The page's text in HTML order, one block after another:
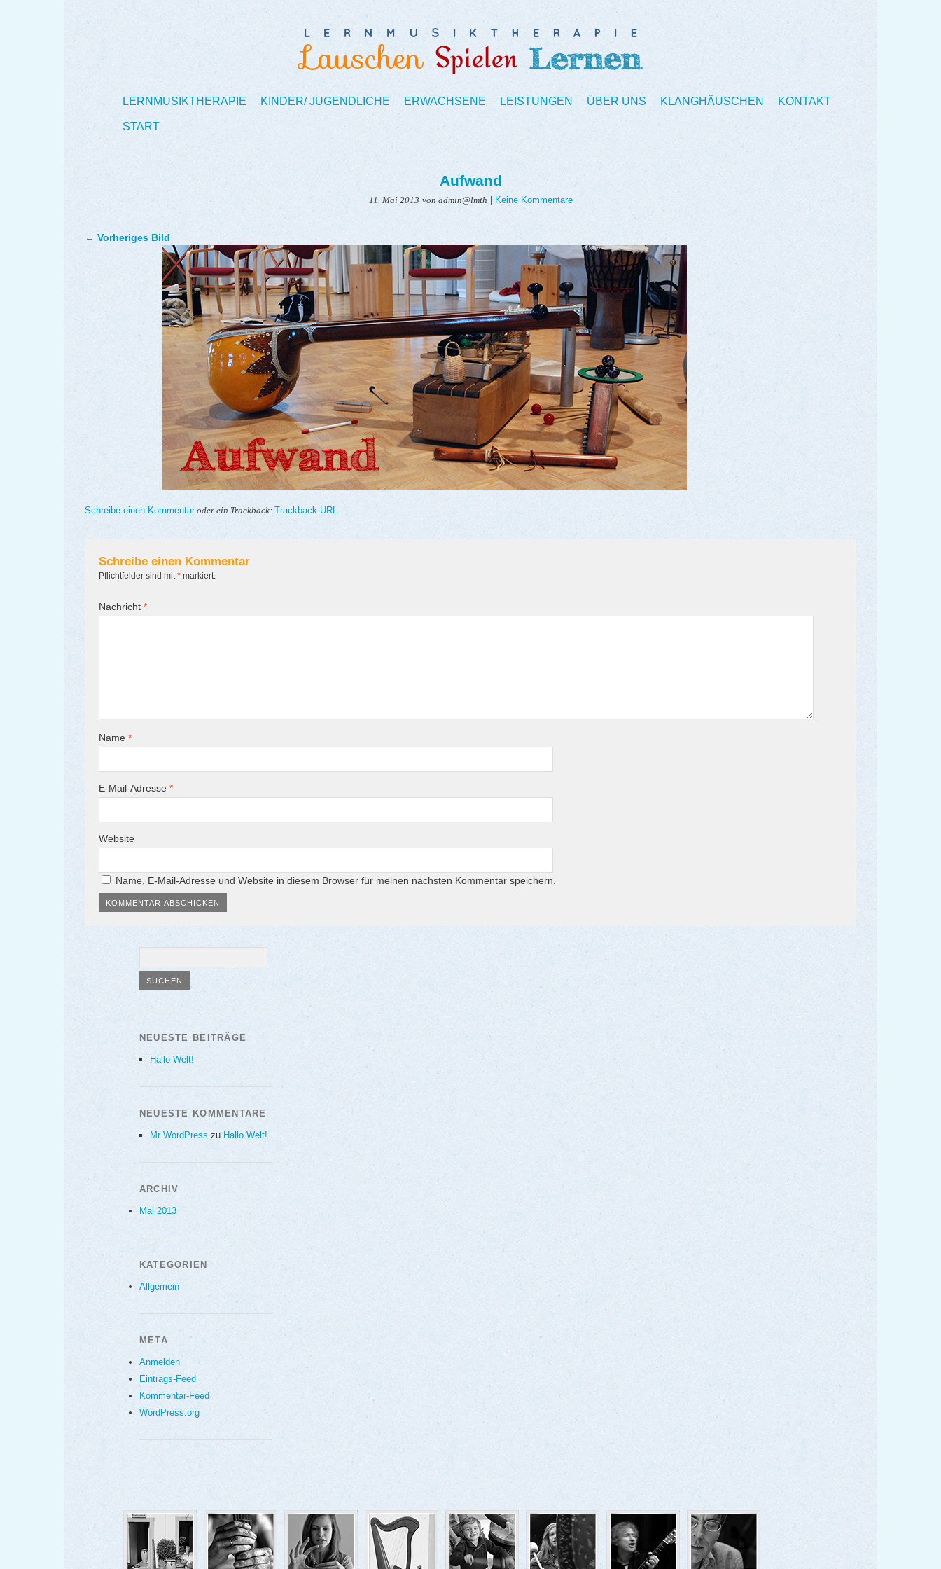
LERNMUSIKTHERAPIE KINDER/ JUGENDLICHE ERWACHSENE LEISTUNGEN ÜBER UNS KLANGHÄUSCHEN KONTAKT
START
Aufwand
11. Mai 2013 von admin@lmth Keine Kommentare
← Vorheriges Bild
Schreibe einen Kommentaroder ein Trackback: Trackback-URL.
Schreibe einen Kommentar
Pflichtfelder sind mit * markiert.
Nachricht *
Name *
E-Mail-Adresse *
Website
Name, E-Mail-Adresse und Website in diesem Browser für meinen nächsten Kommentar speichern.
NEUESTE BEITRÄGE
Hallo Welt!
NEUESTE KOMMENTARE
Mr WordPress zu Hallo Welt!
ARCHIV
Mai 2013
KATEGORIEN
Allgemein
META
Anmelden
Eintrags-Feed
Kommentar-Feed
WordPress.org